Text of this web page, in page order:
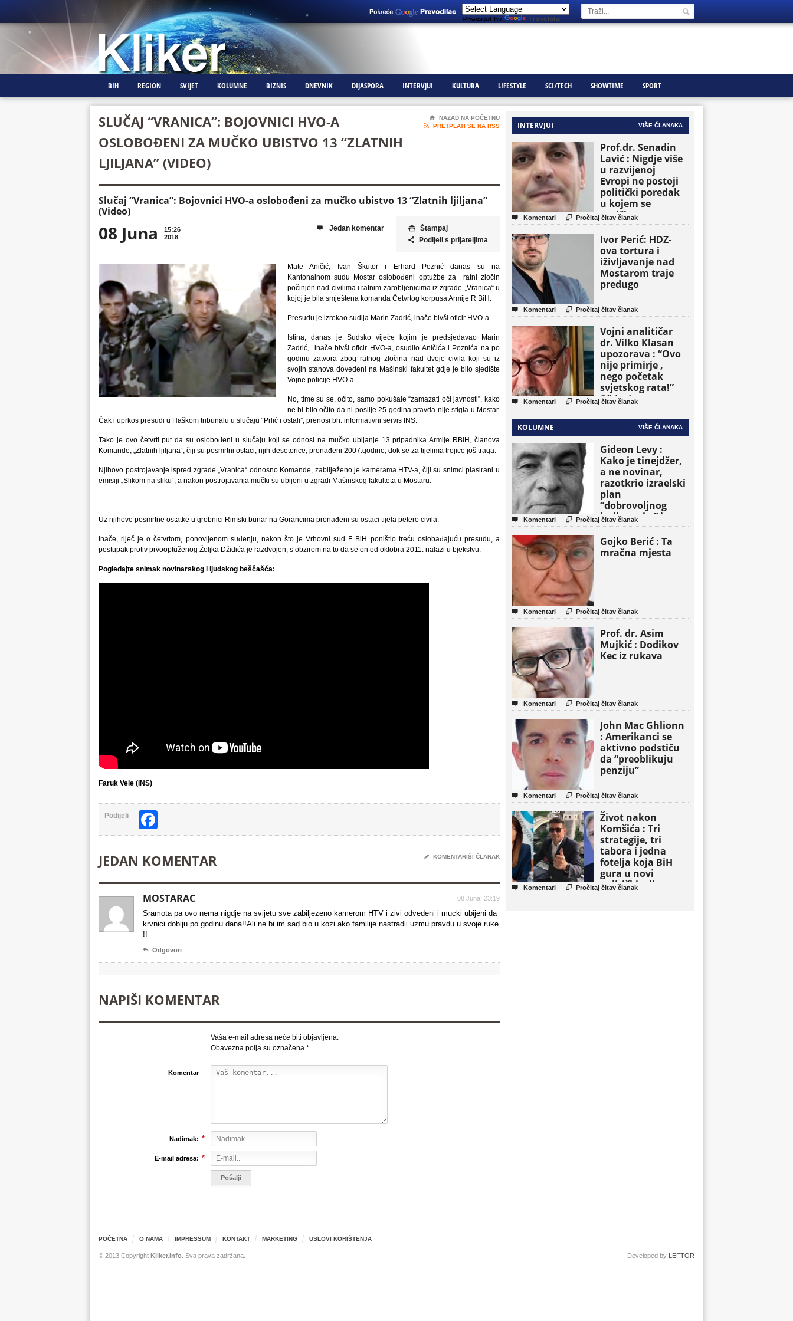
Powered by Translate
BIH REGION SVIJET KOLUMNE BIZNIS DNEVNIK DIJASPORA INTERVJUI KULTURA LIFESTYLE SCI/TECH SHOWTIME SPORT
SLUČAJ “VRANICA”: BOJOVNICI HVO-A
OSLOBOĐENI ZA MUČKO UBISTVO 13 “ZLATNIH
LJILJANA” (VIDEO)
⌂
NAZAD NA POČETNU

PRETPLATI SE NA RSS
Slučaj “Vranica”: Bojovnici HVO-a oslobođeni za mučko ubistvo 13 “Zlatnih ljiljana”
(Video)
08 Juna
15:26
2018
 Štampaj
 Podijeli s prijateljima
 Jedan komentar
Mate Aničić, Ivan Škutor i Erhard Poznić danas su na
Kantonalnom sudu Mostar oslobođeni optužbe za ratni zločin
počinjen nad civilima i ratnim zarobljenicima iz zgrade „Vranica“ u
kojoj je bila smještena komanda Četvrtog korpusa Armije R BiH.
Presudu je izrekao sudija Marin Zadrić, inače bivši oficir HVO-a.
Istina, danas je Sudsko vijeće kojim je predsjedavao Marin
Zadrić, inače bivši oficir HVO-a, osudilo Aničića i Poznića na po
godinu zatvora zbog ratnog zločina nad dvoje civila koji su iz
svojih stanova dovedeni na Mašinski fakultet gdje je bilo sjedište
Vojne policije HVO-a.
No, time su se, očito, samo pokušale “zamazati oči javnosti”, kako
ne bi bilo očito da ni poslije 25 godina pravda nije stigla u Mostar.
Čak i uprkos presudi u Haškom tribunalu u slučaju “Prlić i ostali”, prenosi bh. informativni servis INS.
Tako je ovo četvrti put da su oslobođeni u slučaju koji se odnosi na mučko ubijanje 13 pripadnika Armije RBiH, članova
Komande, „Zlatnih ljiljana“, čiji su posmrtni ostaci, njih desetorice, pronađeni 2007.godine, dok se za tijelima trojice još traga.
Njihovo postrojavanje ispred zgrade „Vranica“ odnosno Komande, zabilježeno je kamerama HTV-a, čiji su snimci plasirani u
emisiji „Slikom na sliku“, a nakon postrojavanja mučki su ubijeni u zgradi Mašinskog fakulteta u Mostaru.
Uz njihove posmrtne ostatke u grobnici Rimski bunar na Gorancima pronađeni su ostaci tijela petero civila.
Inače, riječ je o četvrtom, ponovljenom suđenju, nakon što je Vrhovni sud F BiH poništio treću oslobađajuću presudu, a
postupak protiv prvooptuženog Željka Džidića je razdvojen, s obzirom na to da se on od oktobra 2011. nalazi u bjekstvu.
Pogledajte snimak novinarskog i ljudskog beščašća:
Faruk Vele (INS)
Podijeli
JEDAN KOMENTAR ✎ KOMENTARIŠI ČLANAK
MOSTARAC 08 Juna, 23:19
Sramota pa ovo nema nigdje na svijetu sve zabiljezeno kamerom HTV i zivi odvedeni i mucki ubijeni da
krvnici dobiju po godinu dana!!Ali ne bi im sad bio u kozi ako familije nastradli uzmu pravdu u svoje ruke
!!
 Odgovori
NAPIŠI KOMENTAR
Vaša e-mail adresa neće biti objavljena.
Obavezna polja su označena *
Komentar
Nadimak: *
E-mail adresa: *
INTERVJUI VIŠE ČLANAKA
Prof.dr. Senadin
Lavić : Nigdje više
u razvijenoj
Evropi ne postoji
politički poredak
u kojem se
etničke grupe
pojavljuju kao
osnovne političke
jedinice
 Komentari  Pročitaj čitav članak
Ivor Perić: HDZ-
ova tortura i
iživljavanje nad
Mostarom traje
predugo
 Komentari  Pročitaj čitav članak
Vojni analitičar
dr. Vilko Klasan
upozorava : “Ovo
nije primirje ,
nego početak
svjetskog rata!”
(Video)
 Komentari  Pročitaj čitav članak
KOLUMNE VIŠE ČLANAKA
Gideon Levy :
Kako je tinejdžer,
a ne novinar,
razotkrio izraelski
plan
“dobrovoljnog
iseljavanja ” iz
Gaze
 Komentari  Pročitaj čitav članak
Gojko Berić : Ta
mračna mjesta
 Komentari  Pročitaj čitav članak
Prof. dr. Asim
Mujkić : Dodikov
Kec iz rukava
 Komentari  Pročitaj čitav članak
John Mac Ghlionn
: Amerikanci se
aktivno podstiču
da “preoblikuju
penziju”
 Komentari  Pročitaj čitav članak
Život nakon
Komšića : Tri
strategije, tri
tabora i jedna
fotelja koja BiH
gura u novi
politički triler
 Komentari  Pročitaj čitav članak
POČETNA O NAMA IMPRESSUM KONTAKT MARKETING USLOVI KORIŠTENJA
© 2013 Copyright Kliker.info . Sva prava zadržana. Developed by LEFTOR